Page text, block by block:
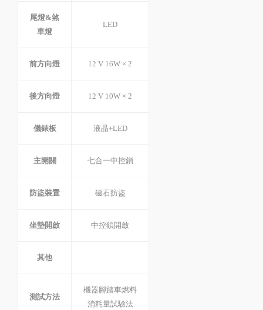
尾燈&煞
車燈
LED
前方向燈 12 V 16W × 2
後方向燈 12 V 10W × 2
儀錶板 液晶+LED
主開關 七合一中控鎖
防盜裝置 磁石防盜
坐墊開啟 中控鎖開啟
其他
測試方法
機器腳踏車燃料
消耗量試驗法